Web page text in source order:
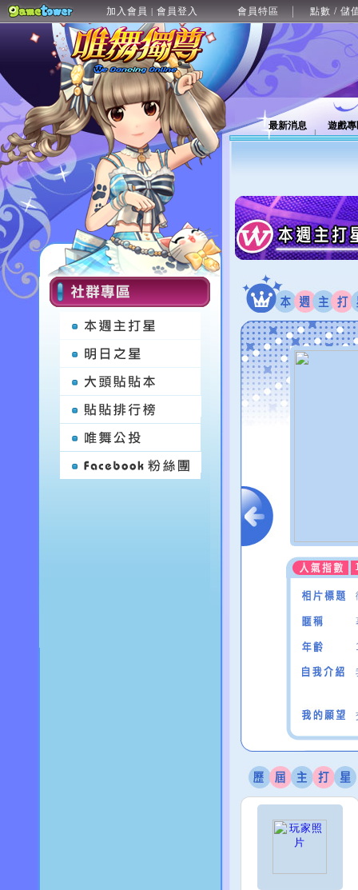
加入會員 | 會員登入 會員特區 點數 / 儲
最新消息 遊戲